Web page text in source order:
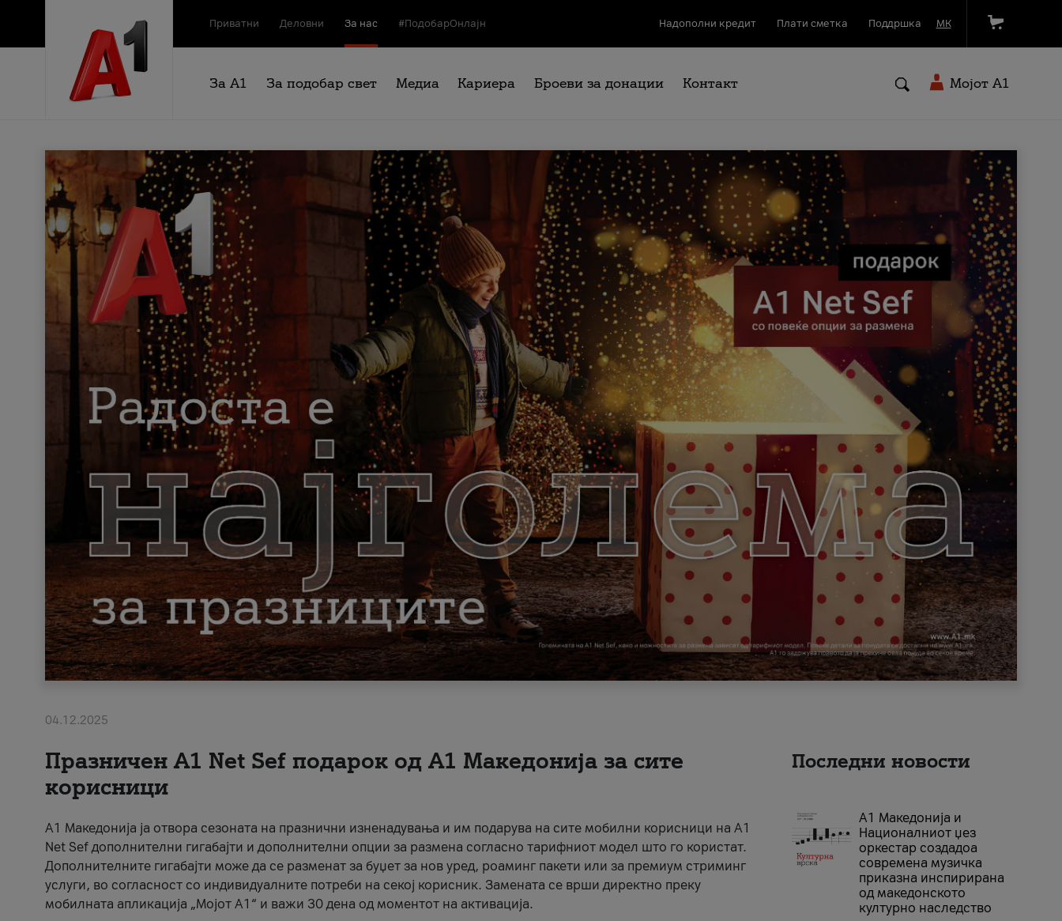
Приватни Деловни За нас #ПодобарОнлајн Надополни кредит Плати сметка Поддршка МК
За А1 За подобар свет Медиа Кариера Броеви за донации Контакт Мојот A1
04.12.2025
Празничен A1 Net Sеf подарок од А1 Македонија за сите
корисници
А1 Македонија ја отвора сезоната на празнични изненадувања и им подарува на сите мобилни корисници на A1
Net Sef дополнителни гигабајти и дополнителни опции за размена согласно тарифниот модел што го користат.
Дополнителните гигабајти може да се разменат за буџет за нов уред, роаминг пакети или за премиум стриминг
услуги, во согласност со индивидуалните потреби на секој корисник. Замената се врши директно преку
мобилната апликација „Мојот А1“ и важи 30 дена од моментот на активација.
Последни новости
А1 Македонија и
Националниот џез
оркестар создадоа
современа музичка
приказна инспирирана
од македонското
културно наследство